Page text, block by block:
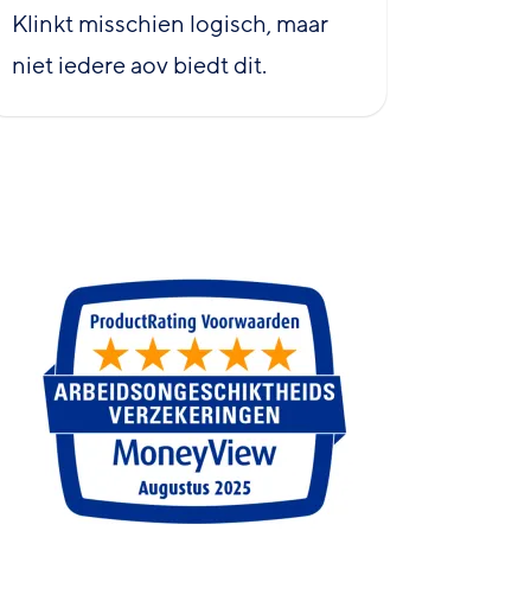
Klinkt misschien logisch, maar
niet iedere aov biedt dit.